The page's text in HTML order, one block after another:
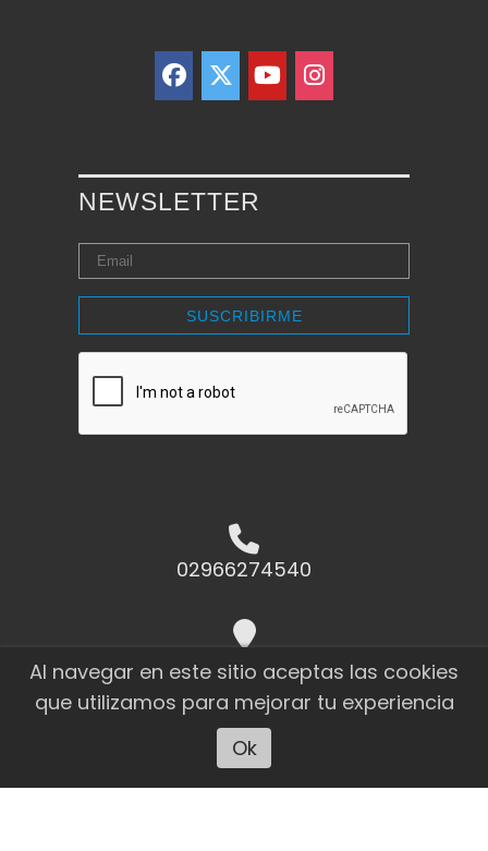
NEWSLETTER
SUSCRIBIRME
02966274540
Raúl Miño 1823 El Calafate - Santa
Cruz
ahoracalafate@cotecal.com.ar
Al navegar en este sitio aceptas las cookies
que utilizamos para mejorar tu experiencia
Ok